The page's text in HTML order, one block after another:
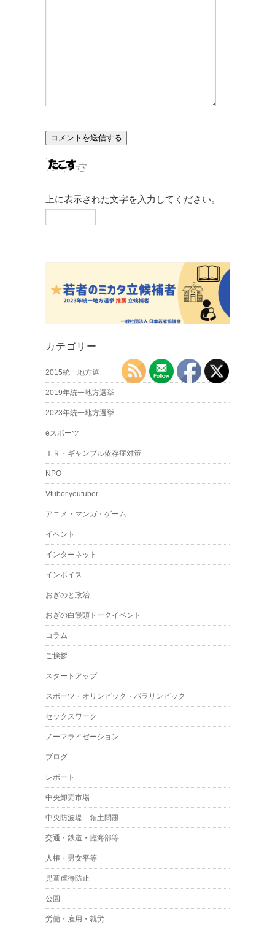
上に表示された文字を入力してください。
カテゴリー
2015統一地方選
2019年統一地方選挙
2023年統一地方選挙
eスポーツ
ＩＲ・ギャンブル依存症対策
NPO
Vtuber.youtuber
アニメ・マンガ・ゲーム
イベント
インターネット
インボイス
おぎのと政治
おぎの白饅頭トークイベント
コラム
ご挨拶
スタートアップ
スポーツ・オリンピック・パラリンピック
セックスワーク
ノーマライゼーション
ブログ
レポート
中央卸売市場
中央防波堤 領土問題
交通・鉄道・臨海部等
人権・男女平等
児童虐待防止
公園
労働・雇用・就労